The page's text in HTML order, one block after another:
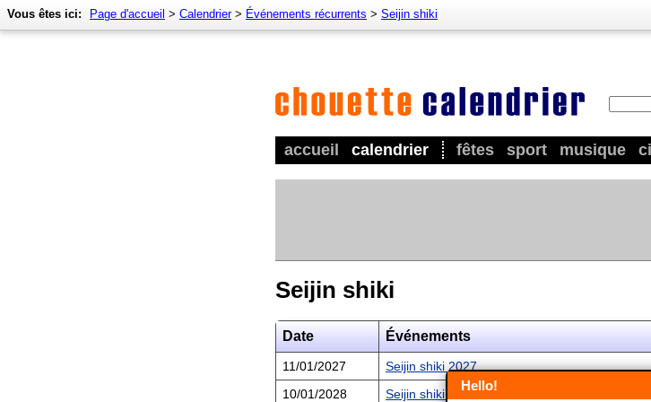
accueil calendrier fêtes sport musique
Vous êtes ici: Page d'accueil > Calendrier> Événements récurrents > Seijin shiki
Seijin shiki
Date Événements
11/01/2027 Seijin shiki 2027
10/01/2028
Seijin shiki 2028
Hello!